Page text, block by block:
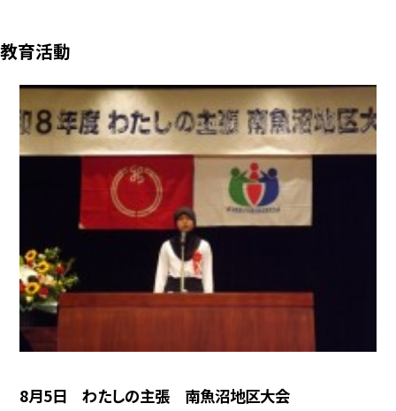
教育活動
8月5日 わたしの主張 南魚沼地区大会